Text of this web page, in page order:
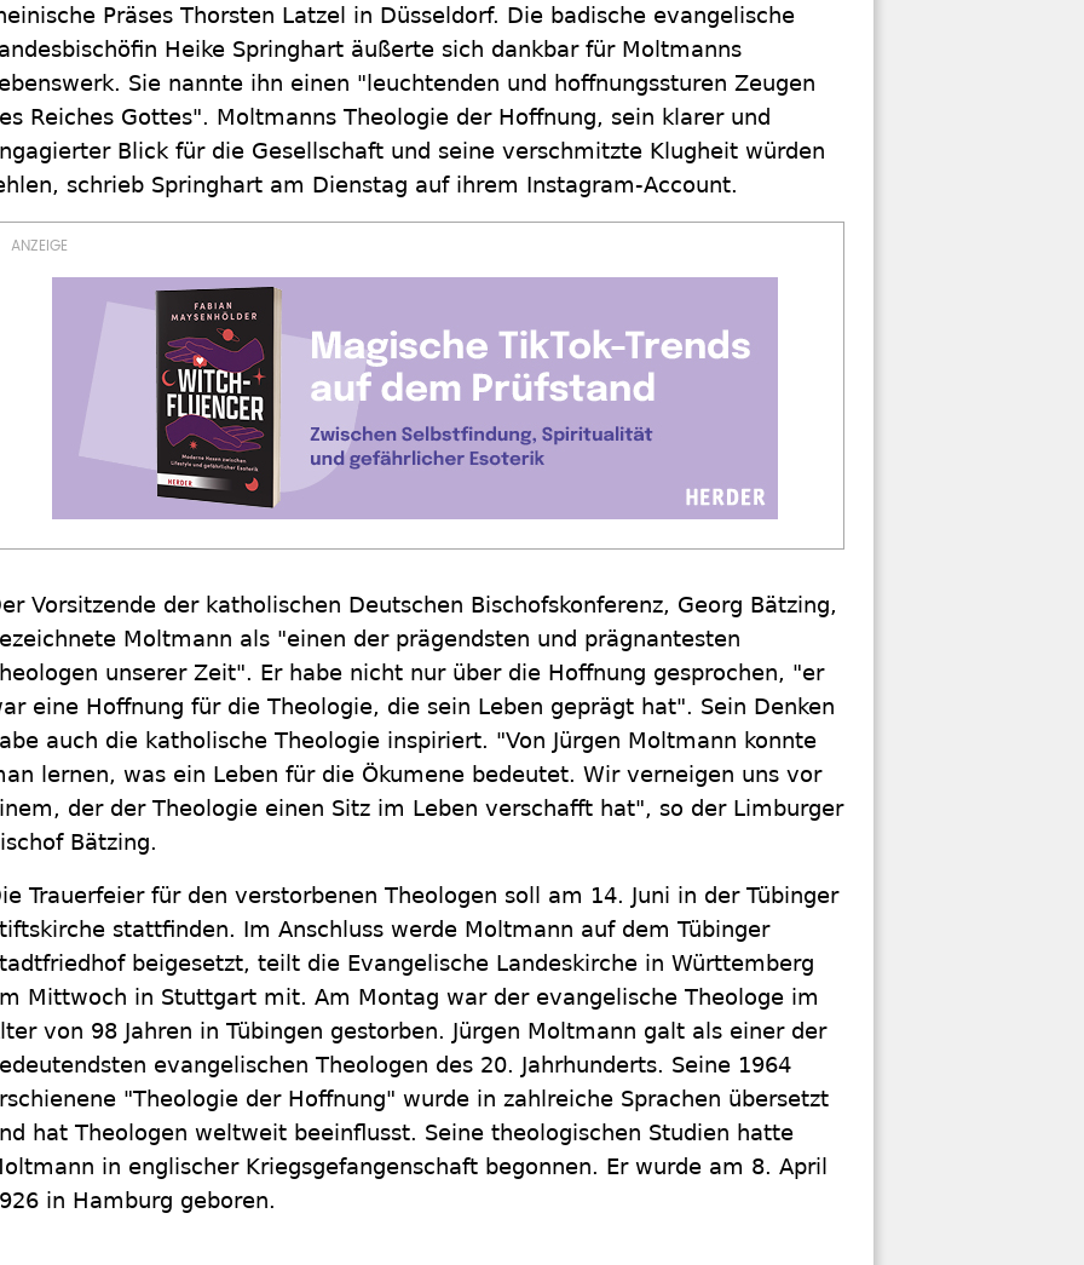
Präses Thorsten Latzel in Düsseldorf. Die badische evangelische
Heike Springhart äußerte sich dankbar für Moltmanns
Sie nannte ihn einen "leuchtenden und hoffnungssturen Zeugen
Reiches Gottes". Moltmanns Theologie der Hoffnung, sein klarer und
Blick für die Gesellschaft und seine verschmitzte Klugheit würden
schrieb Springhart am Dienstag auf ihrem Instagram-Account.
Vorsitzende der katholischen Deutschen Bischofskonferenz, Georg Bätzing,
Moltmann als "einen der prägendsten und prägnantesten
unserer Zeit". Er habe nicht nur über die Hoffnung gesprochen, "er
eine Hoffnung für die Theologie, die sein Leben geprägt hat". Sein Denken
auch die katholische Theologie inspiriert. "Von Jürgen Moltmann konnte
lernen, was ein Leben für die Ökumene bedeutet. Wir verneigen uns vor
der der Theologie einen Sitz im Leben verschafft hat", so der Limburger
Bätzing.
Trauerfeier für den verstorbenen Theologen soll am 14. Juni in der Tübinger
stattfinden. Im Anschluss werde Moltmann auf dem Tübinger
beigesetzt, teilt die Evangelische Landeskirche in Württemberg
Mittwoch in Stuttgart mit. Am Montag war der evangelische Theologe im
von 98 Jahren in Tübingen gestorben. Jürgen Moltmann galt als einer der
evangelischen Theologen des 20. Jahrhunderts. Seine 1964
"Theologie der Hoffnung" wurde in zahlreiche Sprachen übersetzt
hat Theologen weltweit beeinflusst. Seine theologischen Studien hatte
in englischer Kriegsgefangenschaft begonnen. Er wurde am 8. April
in Hamburg geboren.